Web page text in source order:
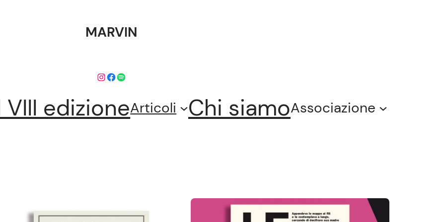
MARVIN
Instagram
Facebook
Spotify
VIII edizioneArticoli Chi siamoAssociazione